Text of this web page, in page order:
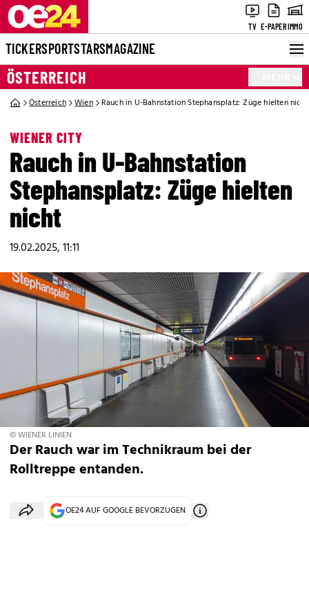
TV E-PAPERIMMO
TICKERSPORTSTARSMAGAZINE
ÖSTERREICH
Österreich Wien Rauch in U-Bahnstation Stephansplatz: Züge hielten nicht
WIENER CITY
Rauch in U-Bahnstation
Stephansplatz: Züge hielten
nicht
19.02.2025, 11:11
© WIENER LINIEN
Der Rauch war im Technikraum bei der
Rolltreppe entanden.
OE24 AUF GOOGLE BEVORZUGEN